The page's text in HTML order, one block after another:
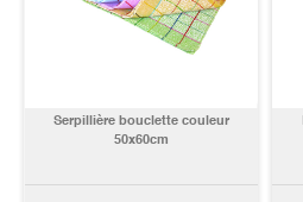
Serpillière bouclette couleur
50x60cm